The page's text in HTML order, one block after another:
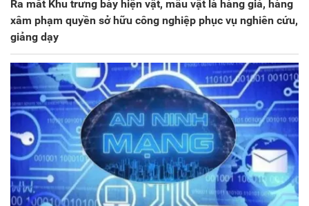
Ra mắt Khu trưng bày hiện vật, mẫu vật là hàng giả, hàng
xâm phạm quyền sở hữu công nghiệp phục vụ nghiên cứu,
giảng dạy